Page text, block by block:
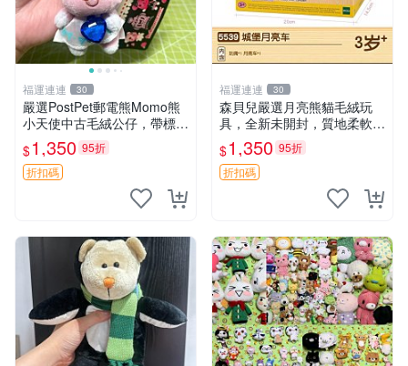
福運連連 30
嚴選PostPet郵電熊Momo熊
小天使中古毛絨公仔，帶標牌
保存完好。絕版稀有少見收藏
品，微瑕可接受，狀態如圖。
所見即所得，毛絨精品嚴選推
$1,350 95折
折扣碼
福運連連 30
森貝兒嚴選月亮熊貓毛絨玩
具，全新未開封，質地柔軟適
合收藏 月亮熊貓 毛絨玩具 新
款 儲倉直銷
$1,350 95折
折扣碼